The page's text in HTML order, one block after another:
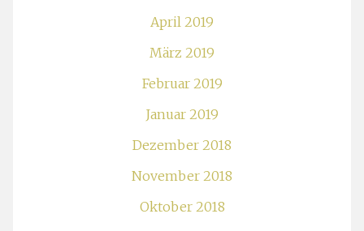
April 2019
März 2019
Februar 2019
Januar 2019
Dezember 2018
November 2018
Oktober 2018